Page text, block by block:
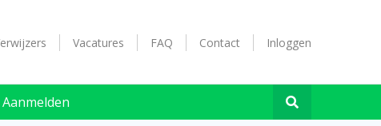
Vacatures FAQ Contact Inloggen
Aanmelden